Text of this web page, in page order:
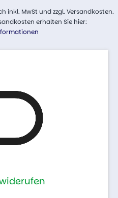
inkl. MwSt und zzgl. Versandkosten.
erhalten Sie hier: